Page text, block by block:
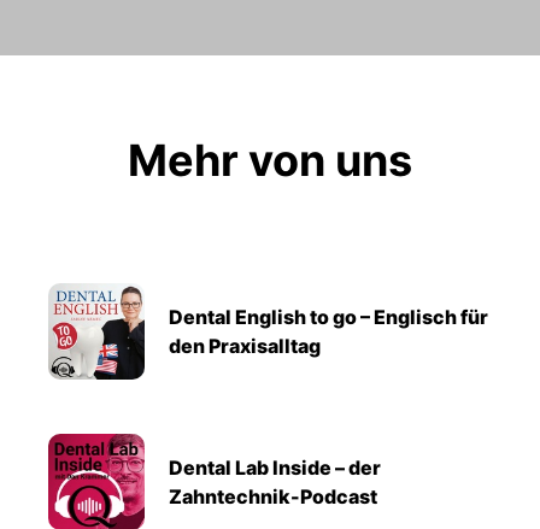
Mehr von uns
Dental English to go – Englisch für
den Praxisalltag
Dental Lab Inside – der
Zahntechnik-Podcast